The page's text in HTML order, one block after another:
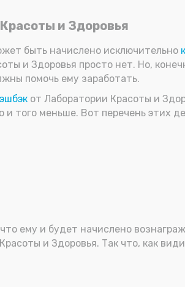
и Здоровья
быть начислено исключительно
и Здоровья просто нет. Но,
помочь ему заработать.
от Лаборатории Красоты и
и того меньше. Вот перечень этих
ему и будет начислено
и Здоровья. Так что, как